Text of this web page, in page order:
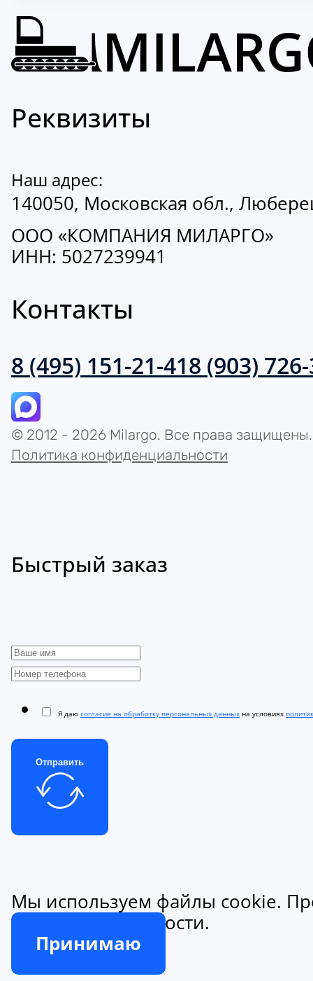
Реквизиты
Наш адрес:
140050, Московская обл.,
ООО «КОМПАНИЯ МИЛАРГО»
ИНН: 5027239941
Контакты
8 (495) 151-21-418 (903)
© 2012 - 2026 Milargo. Все права защищены.
Политика конфиденциальности
Быстрый заказ
Я даю согласие на обработку персональных данных на условиях
Отправить
Мы используем файлы cookie.
конфиденциальности.
Принимаю